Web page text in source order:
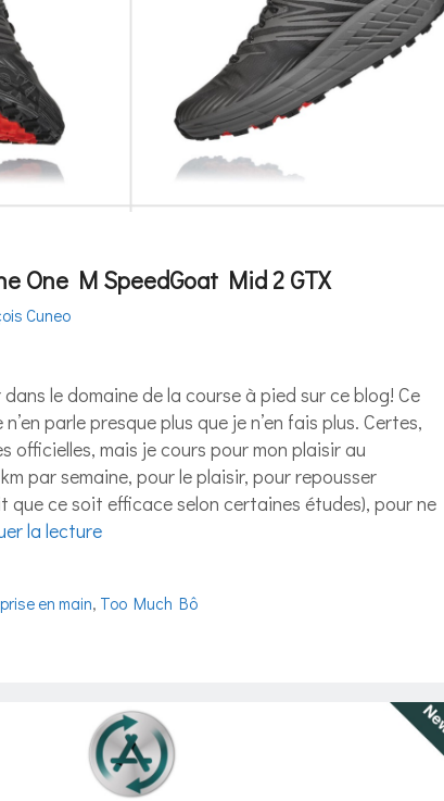
One M SpeedGoat Mid 2 GTX
Cuneo
le domaine de la course à pied sur ce blog! Ce
parle presque plus que je n’en fais plus. Certes,
officielles, mais je cours pour mon plaisir au
par semaine, pour le plaisir, pour repousser
que ce soit efficace selon certaines études), pour ne
la lecture
en main, Too Much Bô